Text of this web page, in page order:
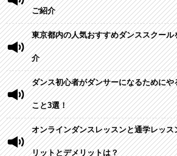
ご紹介
東京都内の人気おすすめダンススクール
介
ダンス初心者がダンサーになるためにや
こと3選！
オンラインダンスレッスンと通学レッス
リットとデメリットは？